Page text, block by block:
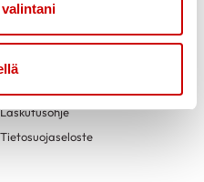
Tuetut lomat
Yhteystiedot
Laskutusohje
Tietosuojaseloste